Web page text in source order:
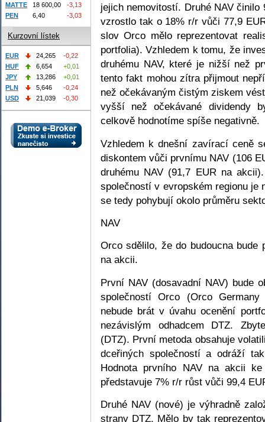
jejich nemovitostí. Druhé NAV
vzrostlo tak o 18% r/r vůči 77,9
slov Orco mělo reprezentovat
portfolia). Vzhledem k tomu, že
druhému NAV, které je nižší než
tento fakt mohou zítra přijmout
než očekávaným čistým ziskem
vyšší než očekávané dividendy
celkově hodnotíme spíše negativně.
Vzhledem k dnešní zavírací ceně
diskontem vůči prvnímu NAV (106
druhému NAV (91,7 EUR na
společností v evropském regionu je
se tedy pohybují okolo průměru
NAV
Orco sdělilo, že do budoucna bude
na akcii.
První NAV (dosavadní NAV) bude
společností Orco (Orco
nebude brát v úvahu ocenění
nezávislým odhadcem DTZ.
(DTZ). První metoda obsahuje
dceřiných společností a odráží
Hodnota prvního NAV na akcii
představuje 7% r/r růst vůči 99,4
Druhé NAV (nové) je výhradně
strany DTZ. Mělo by tak
MATTE
18 600,00
-3,13
PEN
6,40 -3,03
Kurzovní lístek
EUR 24,265
-0,22
HUF
6,654
+0,01
JPY
13,286
+0,01
PLN
5,646
-0,24
USD
21,039 -0,30